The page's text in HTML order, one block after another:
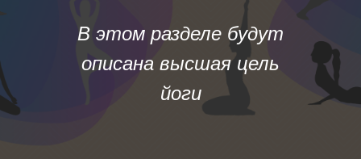
В этом разделе будут
описана высшая цель
йоги